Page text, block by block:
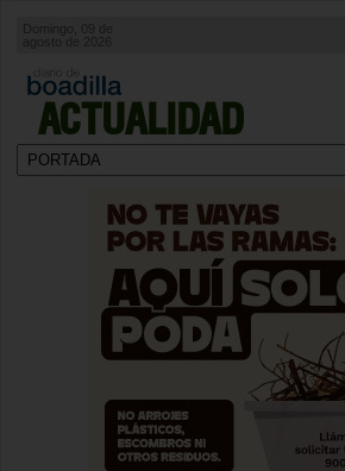
ACTUALIDAD
Domingo, 09 de
agosto de 2026